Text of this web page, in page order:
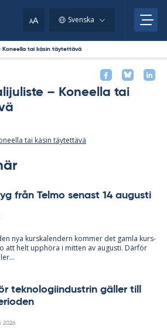
AA Svenska
Koneella tai käsin täytettävä
– Koneella tai
tai käsin täytettävä
från Tel­mo se­nast 14 au­gusti
nya kurska­len­dern kom­mer det gam­la kurs­
att helt upp­hö­ra i mit­ten av au­gusti. Där­för
tek­no­lo­gi­in­du­strin gäl­ler till
2026